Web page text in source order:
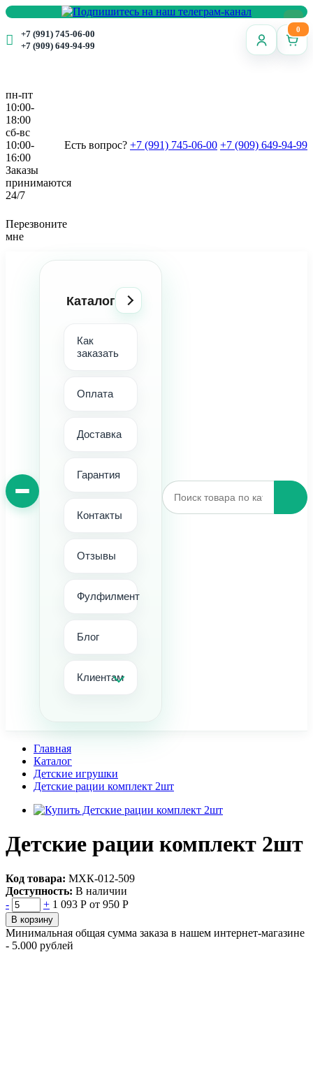
+7 (991) 745-06-00
+7 (909) 649-94-99
0
пн-пт
10:00-
18:00
сб-вс
10:00-
16:00
Заказы
принимаются
24/7
Есть вопрос? +7 (991) 745-06-00 +7 (909) 649-94-99
Перезвоните
мне
Каталог
Как
заказать
Оплата
Доставка
Гарантия
Контакты
Отзывы
Фулфилмент
Блог
Клиентам
Главная
Каталог
Детские игрушки
Детские рации комплект 2шт
Детские рации комплект 2шт
Код товара: МХК-012-509
Доступность: В наличии
-
+ 1 093 Р от 950 Р
В корзину
Минимальная общая сумма заказа в нашем интернет-магазине
- 5.000 рублей